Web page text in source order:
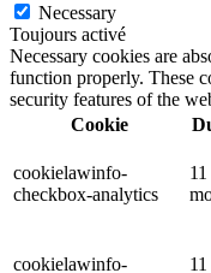
Necessary
Toujours activé
Necessary cookies are
function properly. These
security features of the
Cookie
cookielawinfo-
checkbox-analytics
11
cookielawinfo-
11